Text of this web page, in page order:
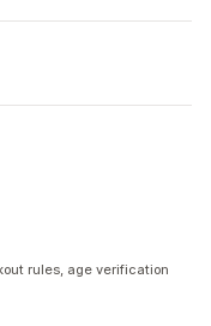
rules, age verification